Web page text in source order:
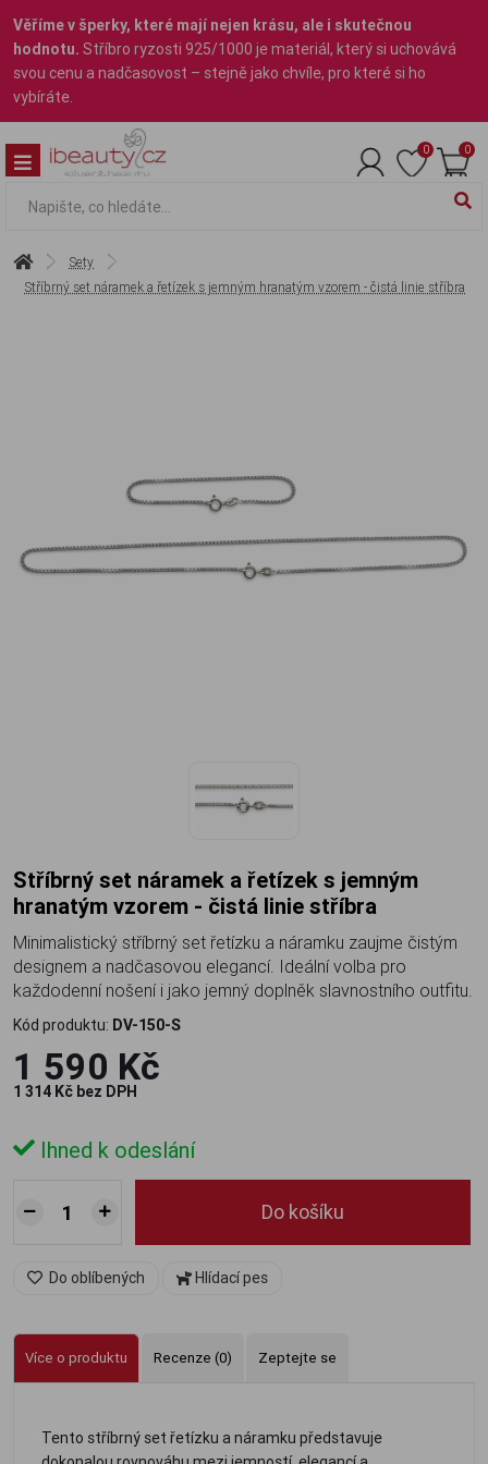
Věříme v šperky, které mají nejen krásu, ale i skutečnou
hodnotu. Stříbro ryzosti 925/1000 je materiál, který si uchovává
svou cenu a nadčasovost – stejně jako chvíle, pro které si ho
vybíráte.
0 0
Sety
Stříbrný set náramek a řetízek s jemným hranatým vzorem - čistá linie stříbra
Stříbrný set náramek a řetízek s jemným
hranatým vzorem - čistá linie stříbra
Minimalistický stříbrný set řetízku a náramku zaujme čistým
designem a nadčasovou elegancí. Ideální volba pro
každodenní nošení i jako jemný doplněk slavnostního outfitu.
Kód produktu: DV-150-S
1 590 Kč
1 314 Kč bez DPH
Ihned k odeslání
Do košíku
Do oblíbených Hlídací pes
Více o produktu Recenze (0) Zeptejte se
Tento stříbrný set řetízku a náramku představuje